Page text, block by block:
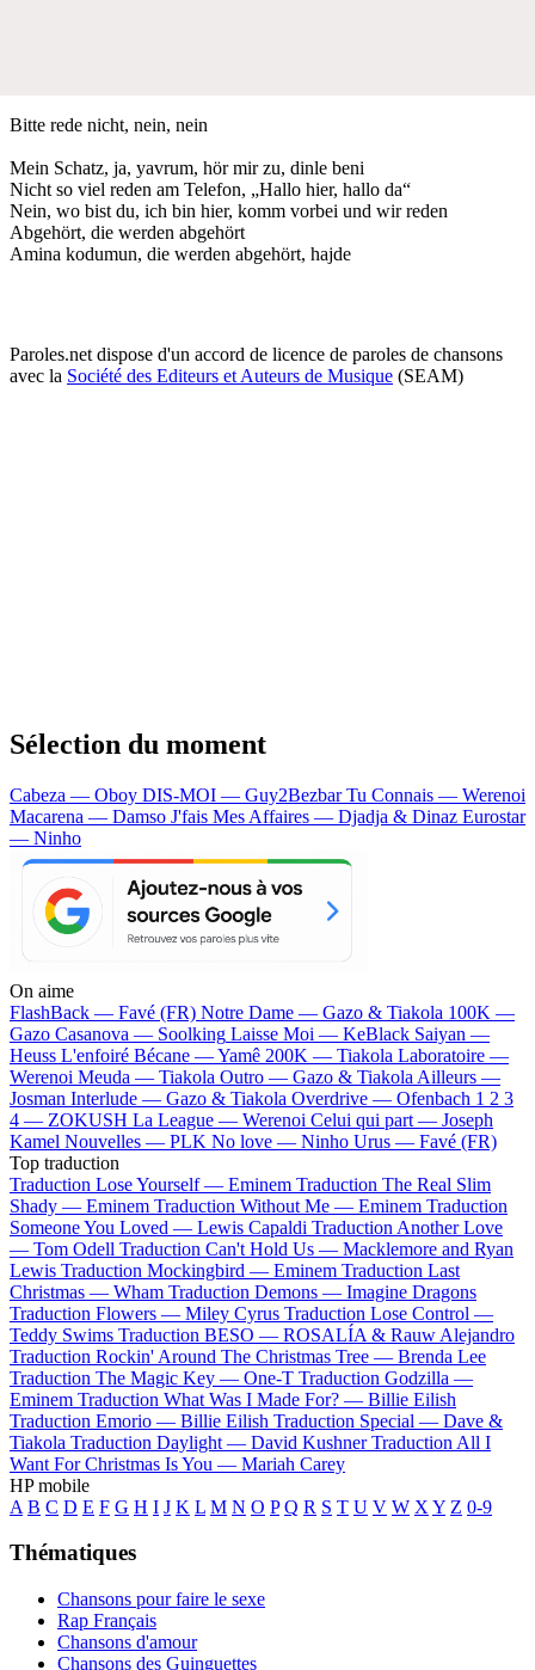
Bitte rede nicht, nein, nein
Mein Schatz, ja, yavrum, hör mir zu, dinle beni
Nicht so viel reden am Telefon, „Hallo hier, hallo da“
Nein, wo bist du, ich bin hier, komm vorbei und wir reden
Abgehört, die werden abgehört
Amina kodumun, die werden abgehört, hajde
Paroles.net dispose d'un accord de licence de paroles de chansons
avec la Société des Editeurs et Auteurs de Musique (SEAM)
Sélection du moment
Cabeza — Oboy DIS-MOI — Guy2BezbarTu Connais — Werenoi
Macarena — Damso J'fais Mes Affaires — Djadja & Dinaz Eurostar
— Ninho
On aime
FlashBack — Favé (FR) Notre Dame — Gazo & Tiakola 100K —
Gazo Casanova — Soolking Laisse Moi — KeBlack Saiyan —
Heuss L'enfoiré Bécane —Yamê 200K — Tiakola Laboratoire —
Werenoi Meuda — Tiakola Outro — Gazo & Tiakola Ailleurs —
Josman Interlude — Gazo & Tiakola Overdrive — Ofenbach 1 2 3
4 — ZOKUSH La League — Werenoi Celui qui part — Joseph
Kamel Nouvelles — PLK No love — Ninho Urus — Favé (FR)
Top traduction
Traduction Lose Yourself — Eminem Traduction The Real Slim
Shady — Eminem Traduction Without Me — Eminem Traduction
Someone You Loved — Lewis Capaldi Traduction Another Love
— Tom Odell Traduction Can't Hold Us — Macklemore and Ryan
Lewis Traduction Mockingbird — Eminem Traduction Last
Christmas — Wham Traduction Demons — Imagine Dragons
Traduction Flowers — Miley Cyrus Traduction Lose Control —
Teddy Swims Traduction BESO — ROSALÍA & Rauw Alejandro
Traduction Rockin' Around The Christmas Tree — Brenda Lee
Traduction The Magic Key — One-T Traduction Godzilla —
Eminem Traduction What Was I Made For? — Billie Eilish
Traduction Emorio — Billie Eilish Traduction Special — Dave &
Tiakola Traduction Daylight — David Kushner Traduction All I
Want For Christmas Is You — Mariah Carey
HP mobile
A B C D E F G H I J K L M N O P Q R S T U V W X Y Z 0-9
Thématiques
Chansons pour faire le sexe
Rap Français
Chansons d'amour
Chansons des Guinguettes